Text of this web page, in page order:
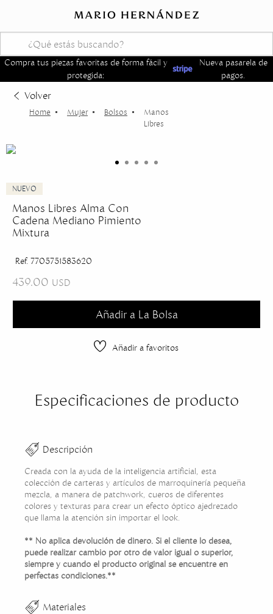
Compra tus piezas favoritas de forma fácil y
protegida:
Nueva pasarela de
pagos.
Volver
Mujer Bolsos
Manos
Libres
Manos Libres Alma Con
Cadena Mediano Pimiento
Mixtura
Ref. 7705751583620
439.00 USD
Añadir a La Bolsa
Añadir a favoritos
Especificaciones de producto
Descripción
Creada con la ayuda de la inteligencia artificial, esta
colección de carteras y artículos de marroquinería pequeña
mezcla, a manera de patchwork, cueros de diferentes
colores y texturas para crear un efecto óptico ajedrezado
que llama la atención sin importar el look.
** No aplica devolución de dinero. Si el cliente lo desea,
puede realizar cambio por otro de valor igual o superior,
siempre y cuando el producto original se encuentre en
perfectas condiciones.**
Materiales